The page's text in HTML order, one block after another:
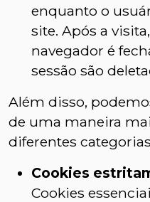
enquanto o
site. Após a
navegador é
sessão são
Além disso,
de uma maneira
diferentes
Cookies
Cookies